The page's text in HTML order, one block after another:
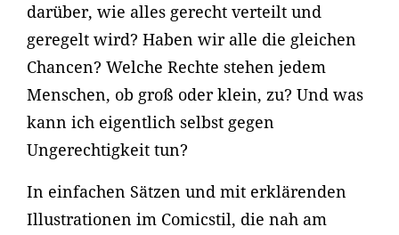
darüber, wie alles gerecht verteilt und
geregelt wird? Haben wir alle die gleichen
Chancen? Welche Rechte stehen jedem
Menschen, ob groß oder klein, zu? Und was
kann ich eigentlich selbst gegen
Ungerechtigkeit tun?
In einfachen Sätzen und mit erklärenden
Illustrationen im Comicstil, die nah am